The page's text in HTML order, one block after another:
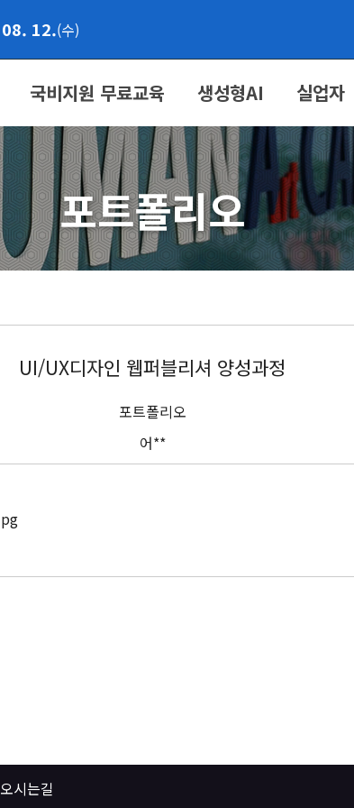
08. 12.(수)
국비지원 무료교육 생성형AI 실업자
포트폴리오
UI/UX디자인 웹퍼블리셔 양성과정
포트폴리오
어**
오시는길